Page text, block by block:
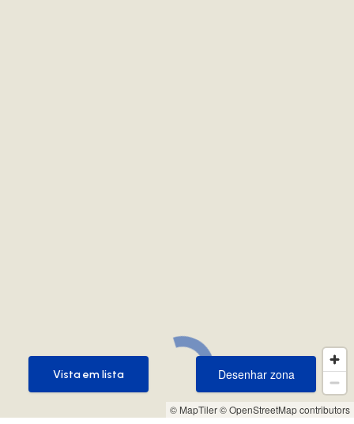
© MapTiler© OpenStreetMap contributors
Desenhar zona
Desenhar zona
Vista em lista
Vista em lista